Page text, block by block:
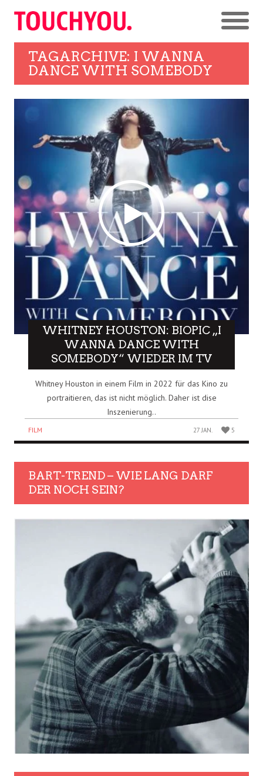
TAGARCHIVE: I WANNA
DANCE WITH SOMEBODY
WHITNEY HOUSTON: BIOPIC „I
WANNA DANCE WITH
SOMEBODY“ WIEDER IM TV
Whitney Houston in einem Film in 2022 für das Kino zu
portraitieren, das ist nicht möglich. Daher ist dise
Inszenierung..
FILM 27 JAN. 5
BART-TREND – WIE LANG DARF
DER NOCH SEIN?